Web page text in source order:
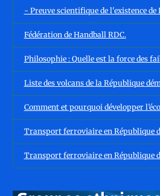
- Preuve scientifique de l'existence de
Fédération de Handball RDC.
Philosophie : Quelle est la force des
Liste des volcans de la République
Comment et pourquoi développer
Transport ferroviaire en République
Transport ferroviaire en République